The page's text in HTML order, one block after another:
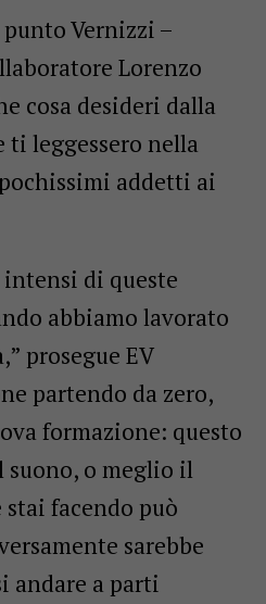
Vernizzi –
Lorenzo
cosa desideri dalla
ti leggessero nella
addetti ai
di queste
abbiamo lavorato
prosegue EV
partendo da zero,
formazione: questo
suono, o meglio il
facendo può
sarebbe
andare a parti